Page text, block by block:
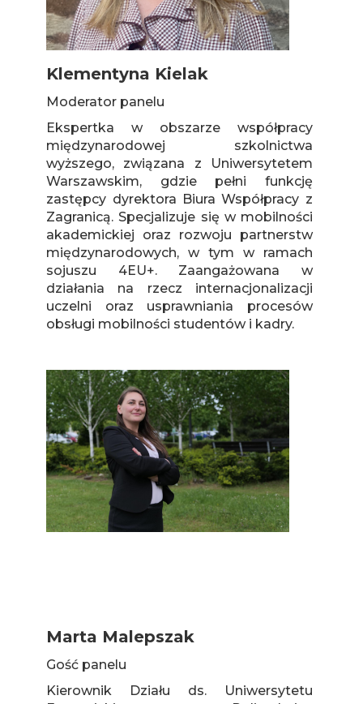
Klementyna Kielak
Moderator panelu
Ekspertka w obszarze współpracy
międzynarodowej szkolnictwa
wyższego, związana z Uniwersytetem
Warszawskim, gdzie pełni funkcję
zastępcy dyrektora Biura Współpracy z
Zagranicą. Specjalizuje się w mobilności
akademickiej oraz rozwoju partnerstw
międzynarodowych, w tym w ramach
sojuszu 4EU+. Zaangażowana w
działania na rzecz internacjonalizacji
uczelni oraz usprawniania procesów
obsługi mobilności studentów i kadry.
Marta Malepszak
Gość panelu
Kierownik Działu ds. Uniwersytetu